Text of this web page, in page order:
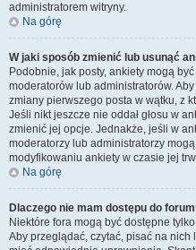
administratorem witryny.
Na górę
W jaki sposób zmienić lub usunąć
Podobnie, jak posty, ankiety mogą
moderatorów lub administratorów.
zmiany pierwszego posta w wątku, z
Jeśli nikt jeszcze nie oddał głosu w
zmienić jej opcje. Jednakże, jeśli w
moderatorzy lub administratorzy
modyfikowaniu ankiety w czasie jej
Na górę
Dlaczego nie mam dostępu do
Niektóre fora mogą być dostępne
Aby przeglądać, czytać, pisać na